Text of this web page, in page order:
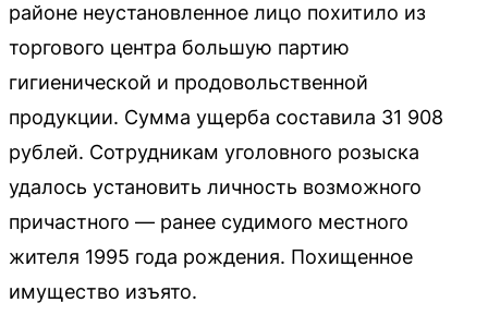
районе неустановленное лицо похитило из
торгового центра большую партию
гигиенической и продовольственной
продукции. Сумма ущерба составила 31 908
рублей. Сотрудникам уголовного розыска
удалось установить личность возможного
причастного — ранее судимого местного
жителя 1995 года рождения. Похищенное
имущество изъято.